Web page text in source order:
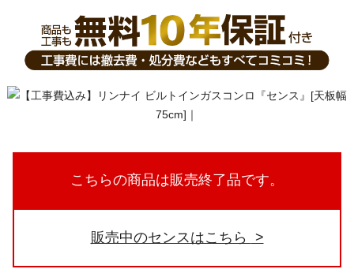
こちらの商品は販売終了品です。
販売中のセンスはこちら